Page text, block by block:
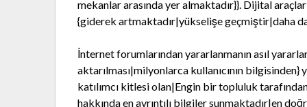
mekanlar arasında yer almaktadır}}. Dijital
{giderek artmaktadır|yükselişe geçmiştir|daha
İnternet forumlarından yararlanmanın asıl
aktarılması|milyonlarca kullanıcının
katılımcı kitlesi olan|Engin bir topluluk
hakkında en ayrıntılı bilgiler sunmaktadır|en